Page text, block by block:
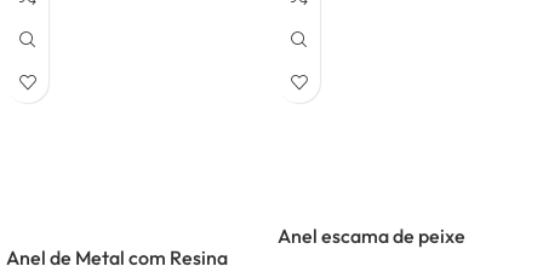
Anel de Metal com Resina
Anel escama de peixe